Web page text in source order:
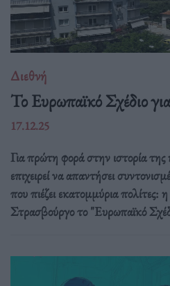
Διεθνή
Το Ευρωπαϊκό Σχέδιο
17.12.25
Για πρώτη φορά στην ιστορία
επιχειρεί να απαντήσει
που πιέζει εκατομμύρια πολίτες:
Στρασβούργο το "Ευρωπαϊκό